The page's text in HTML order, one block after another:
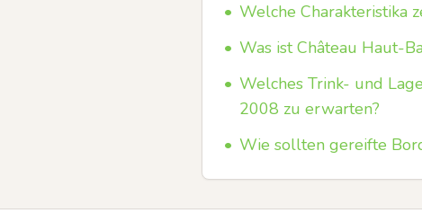
• Welche Charakteristika
• Was ist Château Haut-
• Welches Trink- und
2008 zu erwarten?
• Wie sollten gereifte